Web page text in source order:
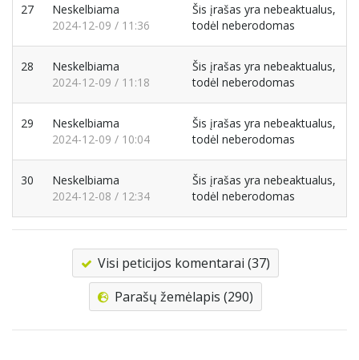
27
Neskelbiama
2024-12-09 / 11:36
Šis įrašas yra nebeaktualus,
todėl neberodomas
28
Neskelbiama
2024-12-09 / 11:18
Šis įrašas yra nebeaktualus,
todėl neberodomas
29
Neskelbiama
2024-12-09 / 10:04
Šis įrašas yra nebeaktualus,
todėl neberodomas
30
Neskelbiama
2024-12-08 / 12:34
Šis įrašas yra nebeaktualus,
todėl neberodomas
Visi peticijos komentarai (37)
Parašų žemėlapis (290)